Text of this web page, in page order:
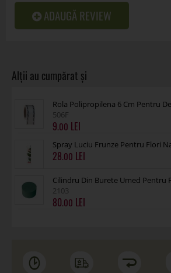
ADAUGĂ REVIEW
Rola Polipropilena 6 Cm Pentru
506F
9.00
Spray Luciu Frunze Pentru Flori
28.00
Cilindru Din Burete Umed Pentru
2103
80.00